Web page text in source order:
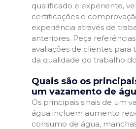
qualificado e experiente,
certificações e
experiência através de
anteriores. Peça
avaliações de clientes para
da qualidade do trabalho
Quais são os
um vazamento de
Os principais sinais de um
água incluem aumento
consumo de água,